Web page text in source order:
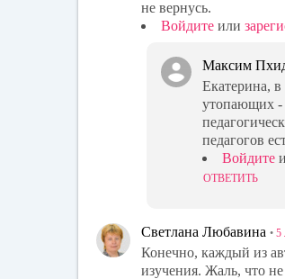
не вернусь.
Войдите или
Максим
Екатерина,
утопающих -
педагогов
Войдите
ОТВЕТИТЬ
Светлана Любавина • 5
Конечно, каждый из
изучения. Жаль, что